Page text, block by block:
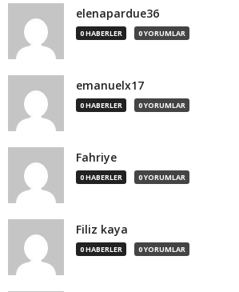
elenapardue36
0 HABERLER 0 YORUMLAR
emanuelx17
0 HABERLER 0 YORUMLAR
Fahriye
0 HABERLER 0 YORUMLAR
Filiz kaya
0 HABERLER 0 YORUMLAR